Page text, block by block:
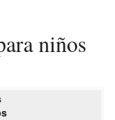
niños